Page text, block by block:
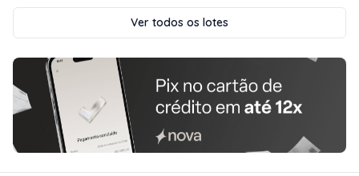
Ver todos os lotes